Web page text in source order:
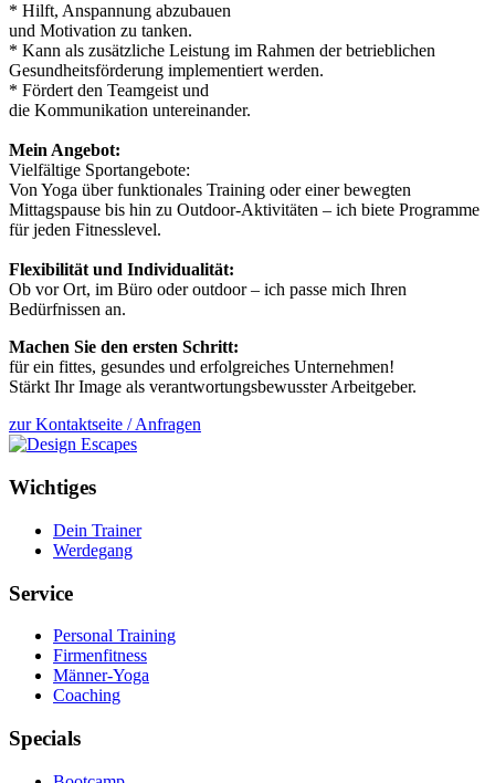
* Hilft, Anspannung abzubauen
und Motivation zu tanken.
* Kann als zusätzliche Leistung im Rahmen der betrieblichen
Gesundheitsförderung implementiert werden.
* Fördert den Teamgeist und
die Kommunikation untereinander.
Mein Angebot:
Vielfältige Sportangebote:
Von Yoga über funktionales Training oder einer bewegten
Mittagspause bis hin zu Outdoor-Aktivitäten – ich biete Programme
für jeden Fitnesslevel.
Flexibilität und Individualität:
Ob vor Ort, im Büro oder outdoor – ich passe mich Ihren
Bedürfnissen an.
Machen Sie den ersten Schritt:
für ein fittes, gesundes und erfolgreiches Unternehmen!
Stärkt Ihr Image als verantwortungsbewusster Arbeitgeber.
zur Kontaktseite / Anfragen
Wichtiges
Dein Trainer
Werdegang
Service
Personal Training
Firmenfitness
Männer-Yoga
Coaching
Specials